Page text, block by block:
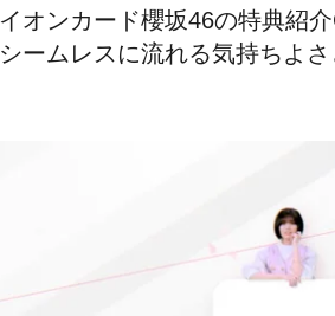
イオンカード櫻坂46の特典紹
シームレスに流れる気持ちよ